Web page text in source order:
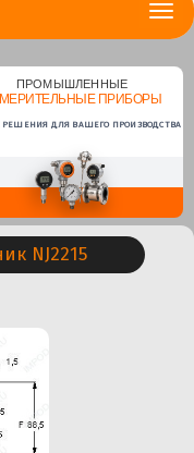
ПРОМЫШЛЕННЫЕ
ПРИБОРЫ
РЕШЕНИЯ ДЛЯ ВАШЕГО ПРОИЗВОДСТВА
NJ2215